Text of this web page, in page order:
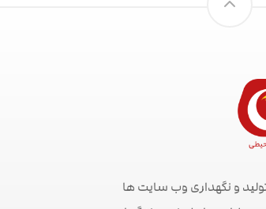
و نگهداری وب سایت ها